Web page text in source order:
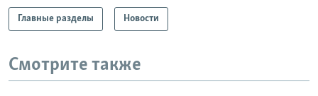
Главные разделы Новости
Смотрите также